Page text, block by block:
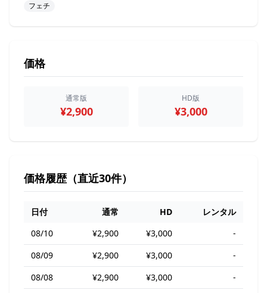
フェチ
価格
通常版
¥2,900
HD版
¥3,000
価格履歴（直近30件）
日付 通常 HD
レンタル
08/10
¥2,900 ¥3,000
-
08/09
¥2,900 ¥3,000
-
08/08
¥2,900 ¥3,000
-